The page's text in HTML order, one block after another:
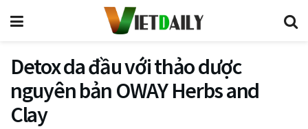
Detox da đầu với thảo dược
nguyên bản OWAY Herbs and
Clay